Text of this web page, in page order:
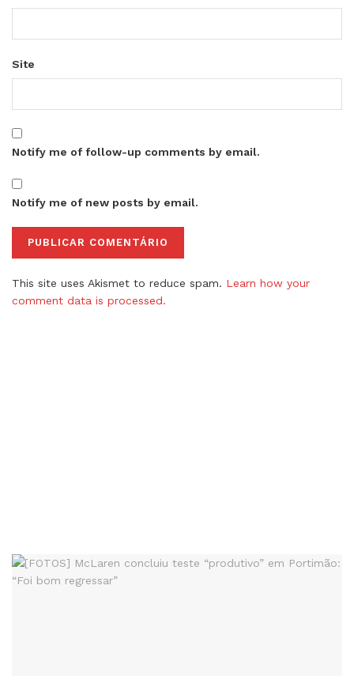
Site
Notify me of follow-up comments by email.
Notify me of new posts by email.
This site uses Akismet to reduce spam. Learn how your
comment data is processed.